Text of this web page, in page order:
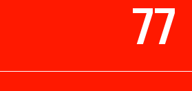
77